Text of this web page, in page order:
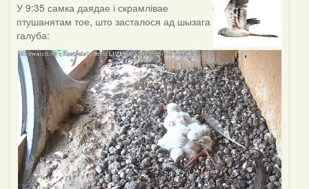
У 9:35 самка даядае і скрамлівае
птушанятам тое, што засталося ад шызага
галуба: